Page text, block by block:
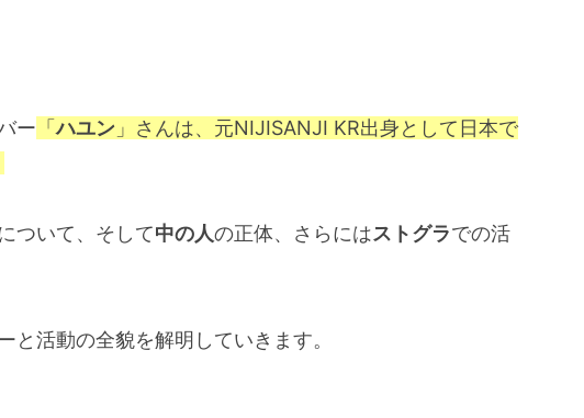
ー 「ハユン 」さんは、元NIJISANJI KR出身として日本で
ついて、そして中の人の正体、さらにはストグラでの活
活動の全貌を解明していきます。